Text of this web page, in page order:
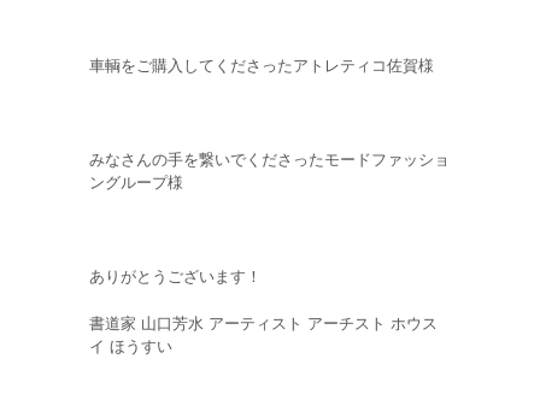
車輌をご購入してくださったアトレティコ佐賀様
みなさんの手を繋いでくださったモードファッショ
ングループ様
ありがとうございます！
書道家 山口芳水 アーティスト アーチスト ホウス
イ ほうすい